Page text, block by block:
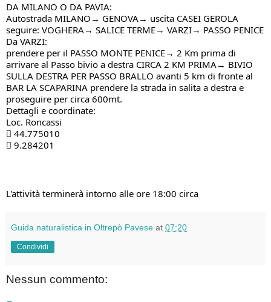
DA MILANO O DA PAVIA:
Autostrada MILANO→ GENOVA→ uscita CASEI GEROLA
seguire: VOGHERA→ SALICE TERME→ VARZI→ PASSO PENICE
Da VARZI:
prendere per il PASSO MONTE PENICE→ 2 Km prima di
arrivare al Passo bivio a destra CIRCA 2 KM PRIMA→ BIVIO
SULLA DESTRA PER PASSO BRALLO avanti 5 km di fronte al
BAR LA SCAPARINA prendere la strada in salita a destra e
proseguire per circa 600mt.
Dettagli e coordinate:
Loc. Roncassi
 44.775010
 9.284201
L'attività terminerà intorno alle ore 18:00 circa
Guida naturalistica in Oltrepò Pavese at 07:20
Condividi
Nessun commento: